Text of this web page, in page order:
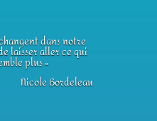
dans notre
laisser aller ce qui
plus »
Nicole Bordeleau